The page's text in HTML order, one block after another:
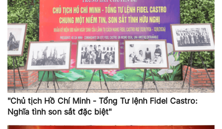
"Chủ tịch Hồ Chí Minh - Tổng Tư lệnh Fidel Castro:
Nghĩa tình son sắt đặc biệt"